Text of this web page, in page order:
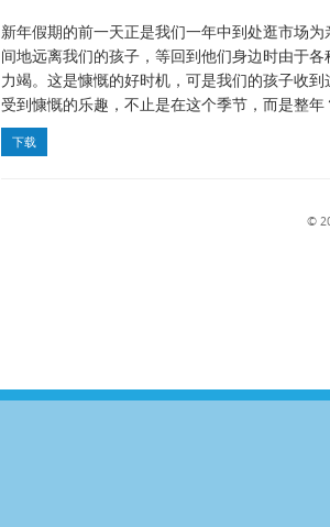
新年假期的前一天正是我们一年中到处逛市场
间地远离我们的孩子，等回到他们身边时由于
力竭。这是慷慨的好时机，可是我们的孩子收
受到慷慨的乐趣，不止是在这个季节，而是整年
下载
©